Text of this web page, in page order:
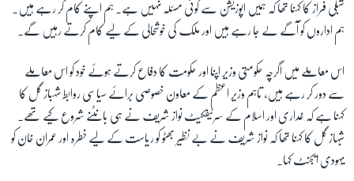
شبلی فراز کا کہنا تھا کہ ہمیں اپوزیشن سے کوئی مسئلہ نہیں ہے۔ ہم اپنے کام کر رہے ہیں۔
ہم اداروں کو آگے لے جا رہے ہیں اور ملک کی خوشحالی کے لیے کام کرتے رہیں گے۔
اس معاملے میں اگرچہ حکومتی وزیر اپنا اور حکومت کا دفاع کرتے ہوئے خود کو اس معاملے
سے دور کر رہے ہیں، تاہم وزیر اعظم کے معاون خصوصی برائے سیاسی روابط شہباز گل کا
کہنا ہے کہ غداری اور اسلام کے سرٹیفکیٹ نواز شریف نے ہی بانٹنے شروع کیے تھے۔
شبہاز گل کا کہنا تھا کہ نواز شریف نے بے نظیر بھٹو کو ریاست کے لیے خطرہ اور عمران خان کو
یہودی ایجنٹ کہا۔